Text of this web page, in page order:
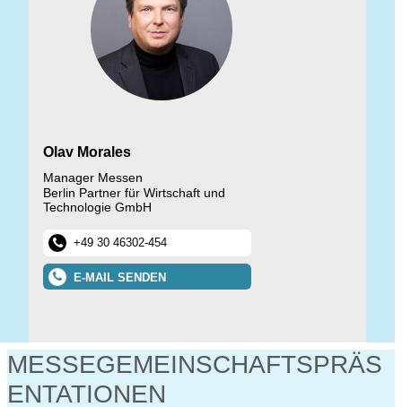
Olav Morales
Manager Messen
Berlin Partner für Wirtschaft und
Technologie GmbH
+49 30 46302-454
E-MAIL SENDEN
MESSEGEMEINSCHAFTSPRÄS
ENTATIONEN